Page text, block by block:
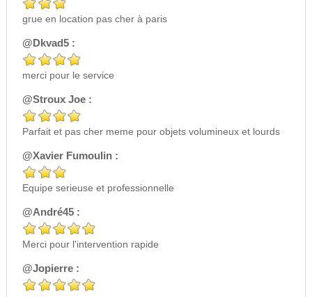
grue en location pas cher à paris
@Dkvad5 :
merci pour le service
@Stroux Joe :
Parfait et pas cher meme pour objets volumineux et lourds
@Xavier Fumoulin :
Equipe serieuse et professionnelle
@André45 :
Merci pour l'intervention rapide
@Jopierre :